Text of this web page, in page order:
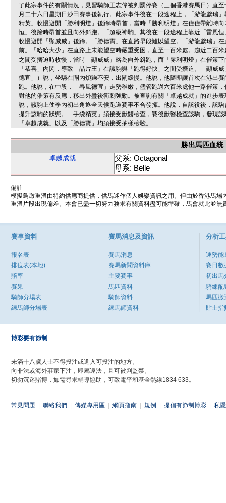
了此宗事件的有關情況，見習騎師王志偉被判罰停賽（三個香港賽馬日）直
月二十六日星期日沙田賽事後執行。此宗事件後在一段途程上，「游龍獻瑞
精英」收慢避開「勝利明燈」後蹄時昂首，當時「勝利明燈」在僅僅帶離時
恒」後蹄時昂首並且向外斜跑。「超級神駒」其後在一段途程上靠近「雷風
收慢避開「顯威威」後蹄。「勝德寶」在直路早段難以望空。「游龍獻瑞」
前。「哈哈大少」在直路上未能望空時嚴重受困，直至一百米處。趨近二百
之間受擠迫時收慢，當時「顯威威」略為向外斜跑，而「勝利明燈」在催策
「恭喜」內閃，導致「晶片王」在該駒與「跑得好快」之間受擠迫。「顯威
德宜」）說，坐騎在閘內煩躁不安，出閘緩慢。他說，他隨即讓首次在港出
跑。他說，在中段，「春風德宜」走勢稚嫩，儘管跑過六百米處他一路催策
對他的催策有反應，移出外疊後衝刺強勁。被查詢有關「卓越成就」的進步
說，該駒上仗季內初出角逐全天候跑道賽事不合發揮。他說，自該役後，該
提升該駒的狀態。「手袋精英」須接受獸醫檢查，賽後獸醫檢查該駒，發現
「卓越成就」以及「勝德寶」均須接受抽樣檢驗。
勝出馬匹血統
卓越成就
父系: Octagonal
母系: Belle
備註
模擬鳥瞰重溫由特約供應商提供，供馬迷作個人娛樂資訊之用。但由於香港馬
重溫片段出現偏差。本會已盡一切努力務求有關資料盡可能準確，馬會就此並
賽事資料
報名表
排位表(本地)
賠率
賽果
騎師分場表
練馬師分場表
賽馬消息及資訊
賽馬消息
賽馬新聞資料庫
主要賽事
馬匹資料
騎師資料
練馬師資料
分析
速勢能
賽日數
初出馬
騎練配
馬匹搬
貼士指
博彩要有節制
未滿十八歲人士不得投注或進入可投注的地方。
向非法或海外莊家下注，即屬違法，且可被判監禁。
切勿沉迷賭博，如需尋求輔導協助，可致電平和基金熱線1834 633。
常見問題 聯絡我們 傳媒專用區 網頁指南 規例 提倡有節制博彩 私